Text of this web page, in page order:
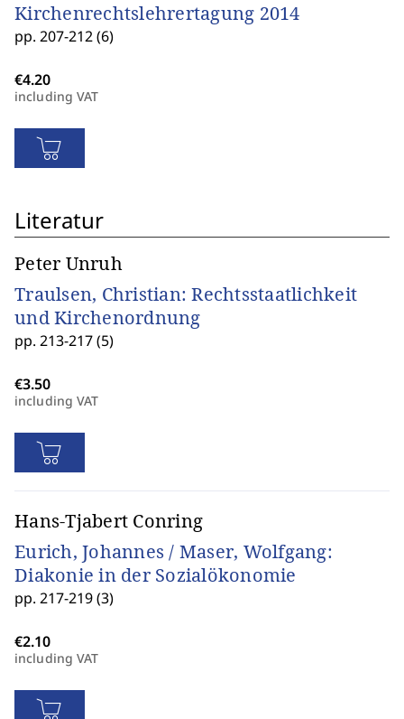
Kirchenrechtslehrertagung 2014
pp. 207-212 (6)
including VAT
Literatur
Peter Unruh
Traulsen, Christian: Rechtsstaatlichkeit
und Kirchenordnung
pp. 213-217 (5)
including VAT
Hans-Tjabert Conring
Eurich, Johannes / Maser, Wolfgang:
Diakonie in der Sozialökonomie
pp. 217-219 (3)
including VAT